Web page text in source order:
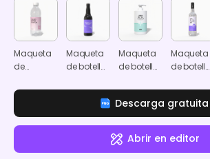
Maqueta
de
de
en botella
de
Maqueta
de botella
cerveza
Maqueta
de botella
dosificador
de uso
diario de
450 ml
Maqueta
de botella
vidrio
Descarga gratuita
Abrir en editor